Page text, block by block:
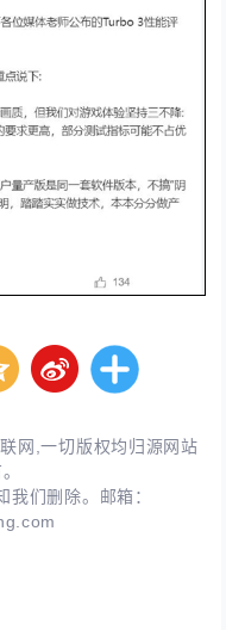
网,一切版权均归源网站
们删除。邮箱：